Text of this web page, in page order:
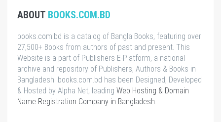
ABOUT BOOKS.COM.BD
books.com.bd is a catalog of Bangla Books, featuring over
27,500+ Books from authors of past and present. This
Website is a part of Publishers E-Platform, a national
archive and repository of Publishers, Authors & Books in
Bangladesh. books.com.bd has been Designed, Developed
& Hosted by Alpha Net, leading Web Hosting & Domain
Name Registration Company in Bangladesh